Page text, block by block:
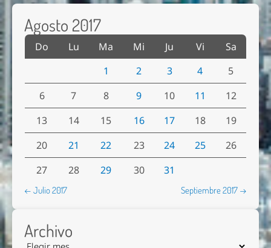
Agosto 2017
Do Lu Ma Mi Ju Vi
Sa
1
2 3 4
5
6
7 8 9 10 11
12
13
14 15 16 17 18
19
20
21 22 23 24 25
26
27
28 29 30 31
← Julio 2017 Septiembre 2017 →
Archivo